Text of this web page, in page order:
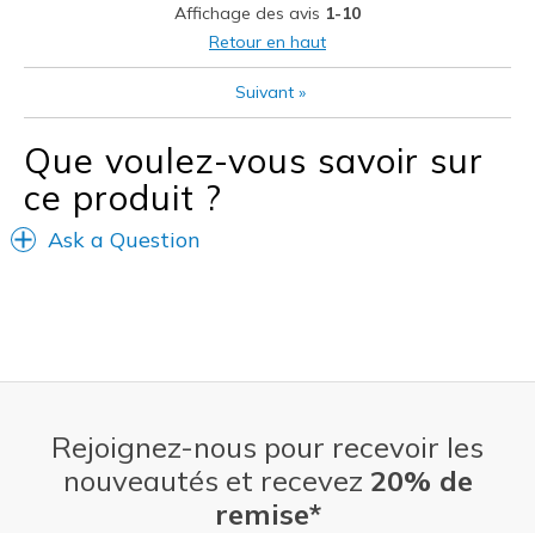
Feels true to width
Affichage des avis 1-10
Retour en haut
Suivant »
Que voulez-vous savoir sur
ce produit ?
Ask a Question
Rejoignez-nous pour recevoir les
nouveautés et recevez 20% de
remise*